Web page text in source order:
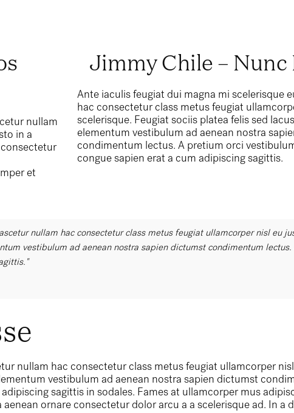
nullam
in a
et
Jimmy Chile –
Ante iaculis feugiat dui magna mi scelerisque
hac consectetur class metus feugiat
scelerisque. Feugiat sociis platea felis sed
elementum vestibulum ad aenean nostra
condimentum lectus. A pretium orci
congue sapien erat a cum adipiscing sagittis.
nullam hac consectetur class metus feugiat ullamcorper nisl eu
vestibulum ad aenean nostra sapien dictumst condimentum
nullam hac consectetur class metus feugiat ullamcorper
vestibulum ad aenean nostra sapien dictumst
sagittis in sodales. Fames at ullamcorper mus
ornare consectetur dolor arcu a a scelerisque ad. In a